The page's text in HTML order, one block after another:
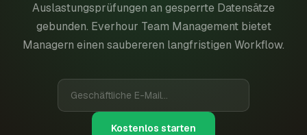
Auslastungsprüfungen an gesperrte Datensätze
gebunden. Everhour Team Management bietet
Managern einen saubereren langfristigen Workflow.
Kostenlos starten